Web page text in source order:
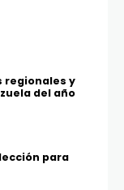
regionales y
del año
para